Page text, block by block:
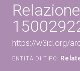
https://w3id.org/
ENTITÀ DI TIPO: